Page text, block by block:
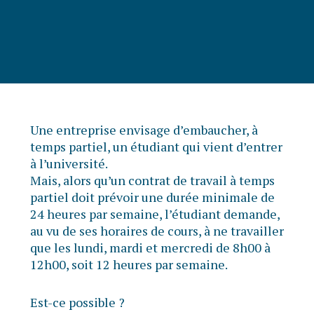
Une entreprise envisage d’embaucher, à
temps partiel, un étudiant qui vient d’entrer
à l’université.
Mais, alors qu’un contrat de travail à temps
partiel doit prévoir une durée minimale de
24 heures par semaine, l’étudiant demande,
au vu de ses horaires de cours, à ne travailler
que les lundi, mardi et mercredi de 8h00 à
12h00, soit 12 heures par semaine.
Est-ce possible ?